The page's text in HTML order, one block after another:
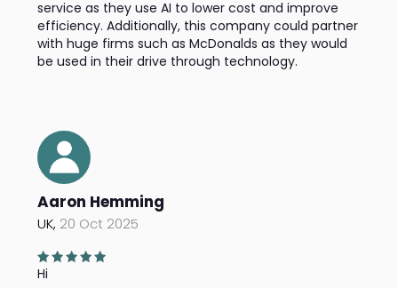
service as they use AI to lower cost and improve
efficiency. Additionally, this company could partner
with huge firms such as McDonalds as they would
be used in their drive through technology.
Aaron Hemming
UK, 20 Oct 2025
Hi